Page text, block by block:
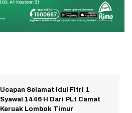
Ucapan Selamat Idul Fitri 1
Syawal 1446 H Dari PLt Camat
Keruak Lombok Timur